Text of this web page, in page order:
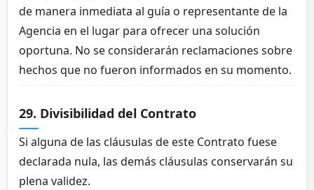
de manera inmediata al guía o representante de la
Agencia en el lugar para ofrecer una solución
oportuna. No se considerarán reclamaciones sobre
hechos que no fueron informados en su momento.
29. Divisibilidad del Contrato
Si alguna de las cláusulas de este Contrato fuese
declarada nula, las demás cláusulas conservarán su
plena validez.